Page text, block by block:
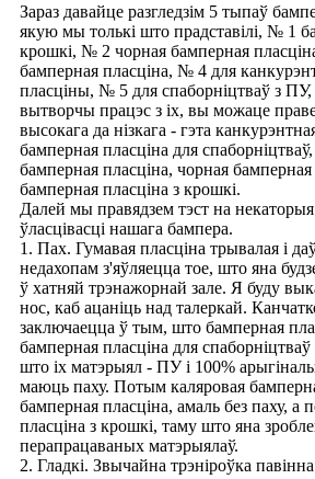
Зараз давайце разгледзім 5 тыпаў
якую мы толькі што прадставілі, № 1
крошкі, № 2 чорная бамперная
бамперная пласціна, № 4 для
пласціны, № 5 для спаборніцтваў з ПУ,
вытворчы працэс з іх, вы можаце
высокага да нізкага - гэта
бамперная пласціна для
бамперная пласціна, чорная бамперная
бамперная пласціна з крошкі.
Далей мы правядзем тэст на
ўласцівасці нашага бампера.
1. Пах. Гумавая пласціна трывалая і
недахопам з'яўляецца тое, што яна
ў хатняй трэнажорнай зале. Я буду
нос, каб ацаніць над талеркай.
заключаецца ў тым, што бамперная
бамперная пласціна для
што іх матэрыял - ПУ і 100%
маюць паху. Потым каляровая
бамперная пласціна, амаль без паху, а
пласціна з крошкі, таму што яна
перапрацаваных матэрыялаў.
2. Гладкі. Звычайна трэніроўка